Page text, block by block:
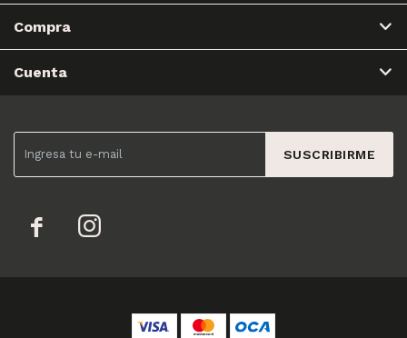
SUSCRIBIRME
 
Compra
Cuenta